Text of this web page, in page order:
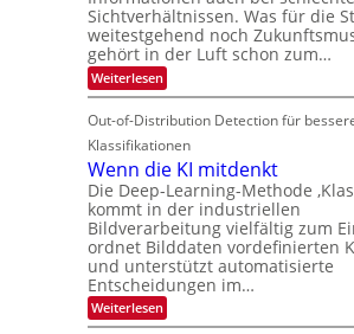
n
d
M
a
n
S
p
e
c
t
r
a
e
i
t
e
n
V
I
S
I
O
N
T
e
c
h
T
a
l
k
T
o
u
r
a
u
d
e
r
V
I
Sichtverhältnissen. Was für die
weitestgehend noch
gehört in der Luft schon zum…
Weiterlesen:
S
c
h
r
l
a
n
d
e
n
Out-of-Distribution Detection für
Klassifikationen
Wenn die KI mitdenkt
Die Deep-Learning-Methode
kommt in der industriellen
Bildverarbeitung vielfältig zum
ordnet Bilddaten vordefinierten
und unterstützt automatisierte
Entscheidungen im…
Weiterlesen:
W